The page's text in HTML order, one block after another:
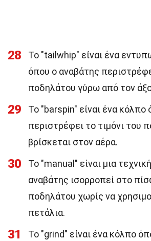
28
Το "tailwhip" είναι ένα
όπου ο αναβάτης
ποδηλάτου γύρω από τον
29
Το "barspin" είναι ένα κόλπο
περιστρέφει το τιμόνι του
βρίσκεται στον αέρα.
30
Το "manual" είναι μια
αναβάτης ισορροπεί στο
ποδηλάτου χωρίς να
πετάλια.
31
Το "grind" είναι ένα κόλπο